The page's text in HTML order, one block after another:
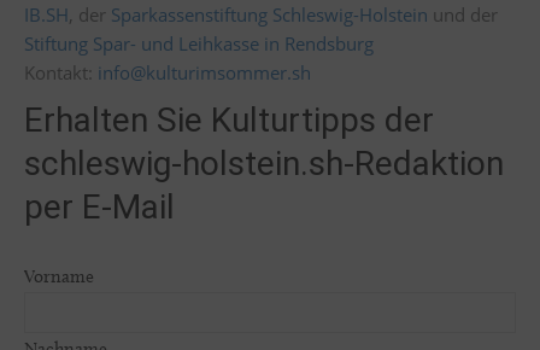
IB.SH, der Sparkassenstiftung Schleswig-Holstein und der
Stiftung Spar- und Leihkasse in Rendsburg
Kontakt: info@kulturimsommer.sh
Erhalten Sie Kulturtipps der
schleswig-holstein.sh-Redaktion
per E-Mail
Vorname